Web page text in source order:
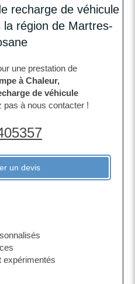
recharge de véhicule
région de Martres-
une prestation de
à Chaleur,
de véhicule
pas à nous contacter !
un devis
expérimentés